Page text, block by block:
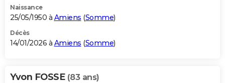
Naissance
25/05/1950 à Amiens (Somme)
Décès
14/01/2026 à Amiens (Somme)
Yvon FOSSE (83 ans)